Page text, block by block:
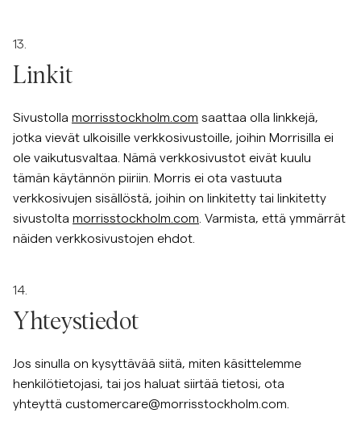
13.
Linkit
Sivustolla morrisstockholm.com saattaa olla linkkejä,
jotka vievät ulkoisille verkkosivustoille, joihin Morrisilla ei
ole vaikutusvaltaa. Nämä verkkosivustot eivät kuulu
tämän käytännön piiriin. Morris ei ota vastuuta
verkkosivujen sisällöstä, joihin on linkitetty tai linkitetty
sivustolta morrisstockholm.com . Varmista, että ymmärrät
näiden verkkosivustojen ehdot.
14.
Yhteystiedot
Jos sinulla on kysyttävää siitä, miten käsittelemme
henkilötietojasi, tai jos haluat siirtää tietosi, ota
yhteyttä customercare@morrisstockholm.com